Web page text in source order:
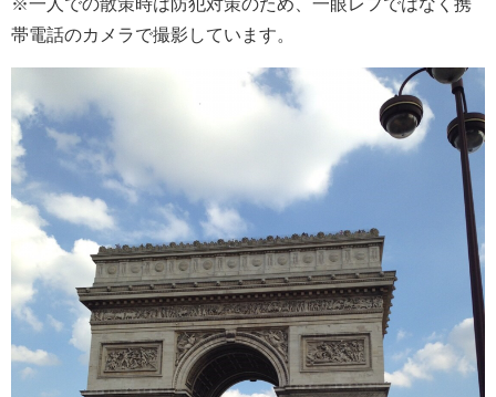
帯電話のカメラで撮影しています。